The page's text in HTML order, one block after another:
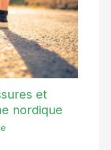
et
nordique